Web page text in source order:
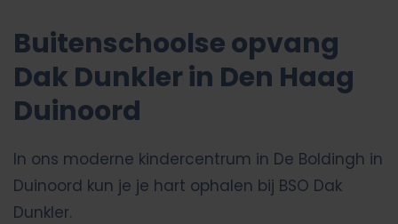
Buitenschoolse opvang
Dak Dunkler in Den Haag
Duinoord
In ons moderne kindercentrum in De Boldingh in
Duinoord kun je je hart ophalen bij BSO Dak
Dunkler.